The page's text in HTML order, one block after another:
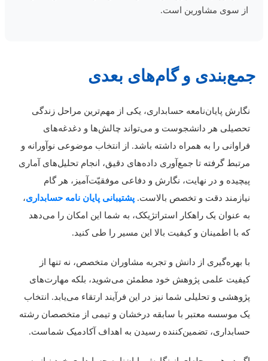
از سوی مشاورین است.
و گام‌های بعدی
پایان‌نامعه حسابداری، یکی از مهم‌ترین مراحل زندگی
هر دانشجوست و می‌تواند چالش‌ها و دغدغه‌های
را به همراه داشته باشد. از انتخاب موضوعی نوآورانه و
گرفته تا جمع‌آوری داده‌های دقیق، انجام تحلیل‌های آماری
و در نهایت، نگارش و دفاعی موفقیّت‌آمیز، هر گام
دقت و تخصص بالاست.پشتیبانی پایان نامه حسابداری،
عنوان یک راهکار استراتژیکک، به شما این امکان را می‌دهد
با اطمینان و کیفیت بالا این مسیر را طی کنید.
بهره‌گیری از دانش و تجربه مشاوران متخصص، نه تنها از
علمی پژوهش خود مطمئن می‌شوید، بلکه مهارت‌های
و تحلیلی شما نیز در این فرآیند ارتقاء می‌یابد. انتخاب
موسسه معتبر با سابقه درخشان و تیمی از متخصصان رشته
تضمین‌کننده رسیدن به اهداف آکادمیک شماست.